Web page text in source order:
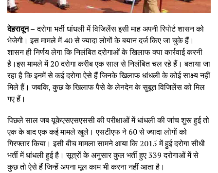
देहरादून –दरोगा भर्ती धांधली में विजिलेंस इसी माह अपनी रिपोर्ट शासन को
भेजेगी। इस मामले में 40 से ज्यादा लोगों के बयान दर्ज किए जा चुके हैं।
शासन ही निर्णय लेगा कि निलंबित दरोगाओं के खिलाफ क्या कार्रवाई करनी
है।इस मामले में 20 दरोगा करीब एक साल से निलंबित चल रहे हैं। बताया जा
रहा है कि इनमें से कई दरोगा ऐसे हैं जिनके खिलाफ धांधली के कोई साक्ष्य नहीं
मिले हैं। जबकि, कुछ के खिलाफ पैसे के लेनदेन के सुबूत विजिलेंस को मिल
गए हैं।
पिछले साल जब यूकेएसएसएससी की परीक्षाओं में धांधली की जांच शुरू हुई तो
एक के बाद एक कई मामले खुले। एसटीएफ ने 60 से ज्यादा लोगों को
गिरफ्तार किया। इसी बीच मामला सामने आया कि 2015 में हुई दरोगा सीधी
भर्ती में धांधली हुई है। सूत्रों के अनुसार कुल भर्ती हुए 339 दरोगाओं में से
कुछ तो ऐसे हैं जिन्हें अपना मूल काम भी करना नहीं आता है।